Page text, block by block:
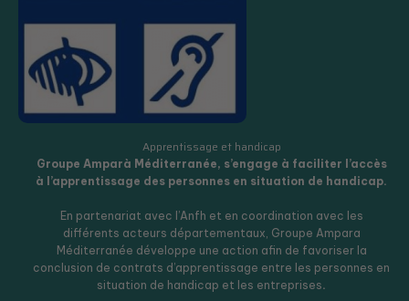
Apprentissage et handicap
Groupe Amparà Méditerranée, s’engage à faciliter l’accès
à l’apprentissage des personnes en situation de handicap.
En partenariat avec l’Anfh et en coordination avec les
différents acteurs départementaux, Groupe Ampara
Méditerranée développe une action afin de favoriser la
conclusion de contrats d’apprentissage entre les personnes en
situation de handicap et les entreprises.